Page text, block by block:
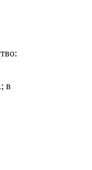
в